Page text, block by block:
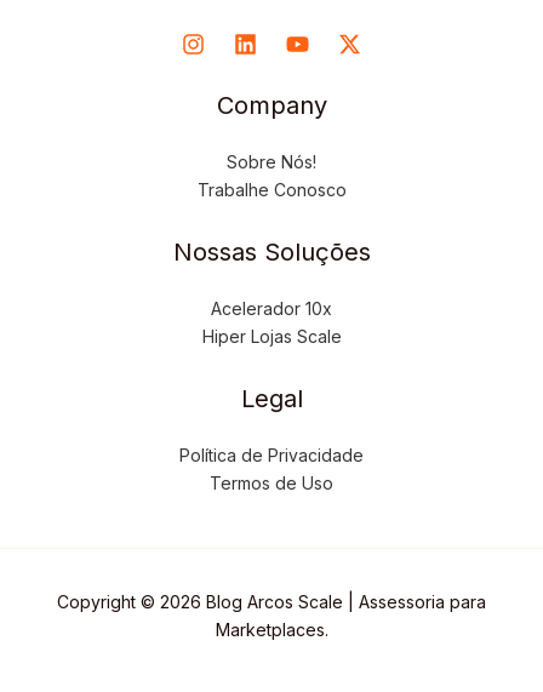
Company
Sobre Nós!
Trabalhe Conosco
Nossas Soluções
Acelerador 10x
Hiper Lojas Scale
Legal
Política de Privacidade
Termos de Uso
Copyright © 2026 Blog Arcos Scale | Assessoria para
Marketplaces.